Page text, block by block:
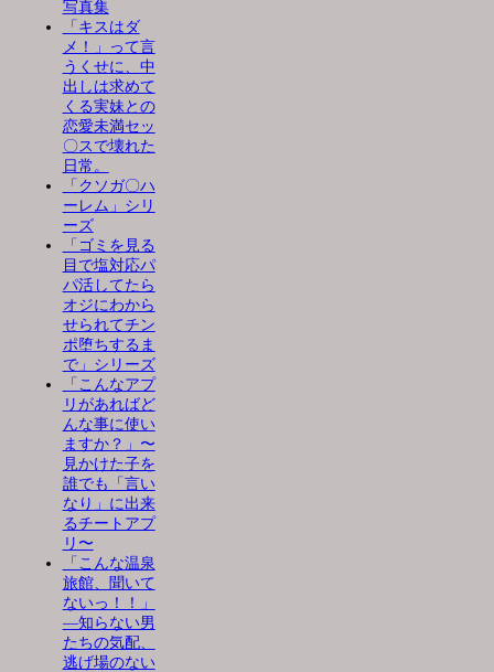
写真集
「キスはダ
メ！」って言
うくせに、中
出しは求めて
くる実妹との
恋愛未満セッ
〇スで壊れた
日常。
「クソガ〇ハ
ーレム」シリ
ーズ
「ゴミを見る
目で塩対応パ
パ活してたら
オジにわから
せられてチン
ポ堕ちするま
で」シリーズ
「こんなアプ
リがあればど
んな事に使い
ますか？」〜
見かけた子を
誰でも「言い
なり」に出来
るチートアプ
リ〜
「こんな温泉
旅館、聞いて
ないっ！！」
―知らない男
たちの気配、
逃げ場のない